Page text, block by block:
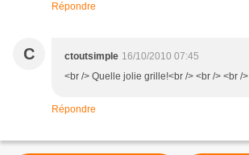
Répondre
C ctoutsimple 16/10/2010 07:45
<br /> Quelle jolie grille!<br /> <br /> <br />
Répondre